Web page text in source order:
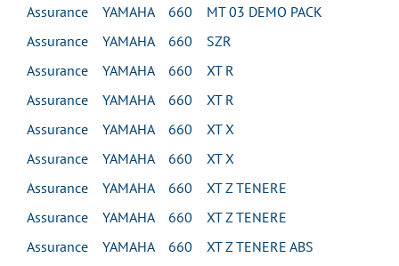
Assurance YAMAHA 660 MT 03 DEMO PACK
Assurance YAMAHA 660 SZR
Assurance YAMAHA 660 XT R
Assurance YAMAHA 660 XT R
Assurance YAMAHA 660 XT X
Assurance YAMAHA 660 XT X
Assurance YAMAHA 660 XT Z TENERE
Assurance YAMAHA 660 XT Z TENERE
Assurance YAMAHA 660 XT Z TENERE ABS